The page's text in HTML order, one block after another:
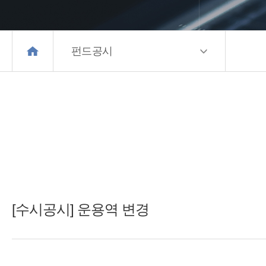
펀드공시
[수시공시] 운용역 변경